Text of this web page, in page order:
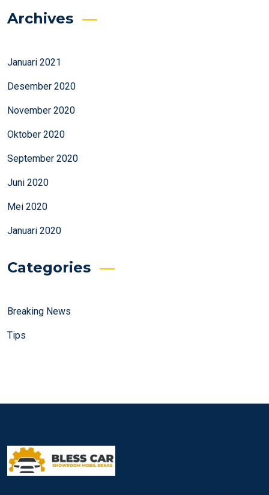
Archives
Januari 2021
Desember 2020
November 2020
Oktober 2020
September 2020
Juni 2020
Mei 2020
Januari 2020
Categories
Breaking News
Tips